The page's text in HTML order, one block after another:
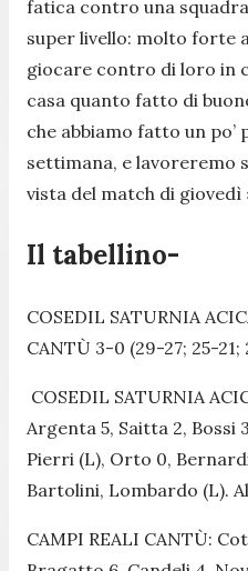
fatica contro una
super livello: molto forte
giocare contro di loro in
casa quanto fatto di
che abbiamo fatto un po’
settimana, e lavoreremo
vista del match di giovedì
Il tabellino-
COSEDIL SATURNIA
CANTÙ 3-0 (29-27; 25-21;
COSEDIL SATURNIA
Argenta 5, Saitta 2, Bossi
Pierri (L), Orto 0,
Bartolini, Lombardo (L).
CAMPI REALI CANTÙ: